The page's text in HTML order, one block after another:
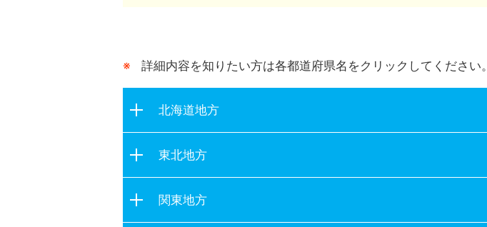
詳細内容を知りたい方は各都道府県名をクリックしてください。
北海道地方
北海道
東北地方
青森県
関東地方